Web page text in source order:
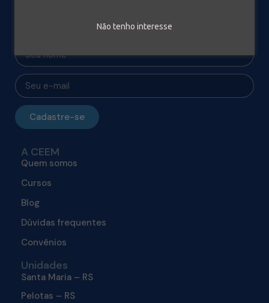
Não tenho interesse
mail e receba conteúdos grátis.
Cadastre-se
A CEEM
Quem somos
Cursos
Blog
Dúvidas frequentes
Convênios
Unidades
Santa Maria – RS
Pelotas – RS